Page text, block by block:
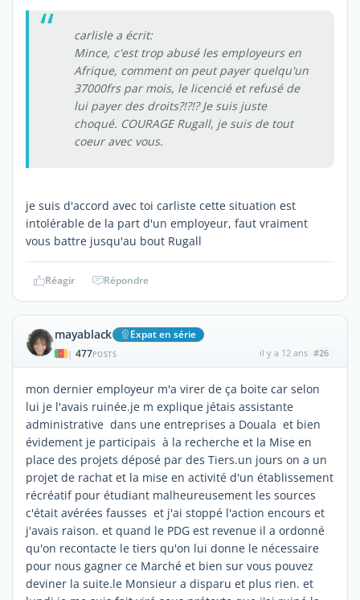
carlisle a écrit:
Mince, c'est trop abusé les employeurs en
Afrique, comment on peut payer quelqu'un
37000frs par mois, le licencié et refusé de
lui payer des droits?!?!? Je suis juste
choqué. COURAGE Rugall, je suis de tout
coeur avec vous.
je suis d'accord avec toi carliste cette situation est
intolérable de la part d'un employeur, faut vraiment
vous battre jusqu'au bout Rugall
Réagir Répondre
mayablack Expat en série
| 477POSTS il y a 12 ans #26
mon dernier employeur m'a virer de ça boite car selon
lui je l'avais ruinée.je m explique jétais assistante
administrative dans une entreprises a Douala et bien
évidement je participais à la recherche et la Mise en
place des projets déposé par des Tiers.un jours on a un
projet de rachat et la mise en activité d'un établissement
récréatif pour étudiant malheureusement les sources
c'était avérées fausses et j'ai stoppé l'action encours et
j'avais raison. et quand le PDG est revenue il a ordonné
qu'on recontacte le tiers qu'on lui donne le nécessaire
pour nous gagner ce Marché et bien sur vous pouvez
deviner la suite.le Monsieur a disparu et plus rien. et